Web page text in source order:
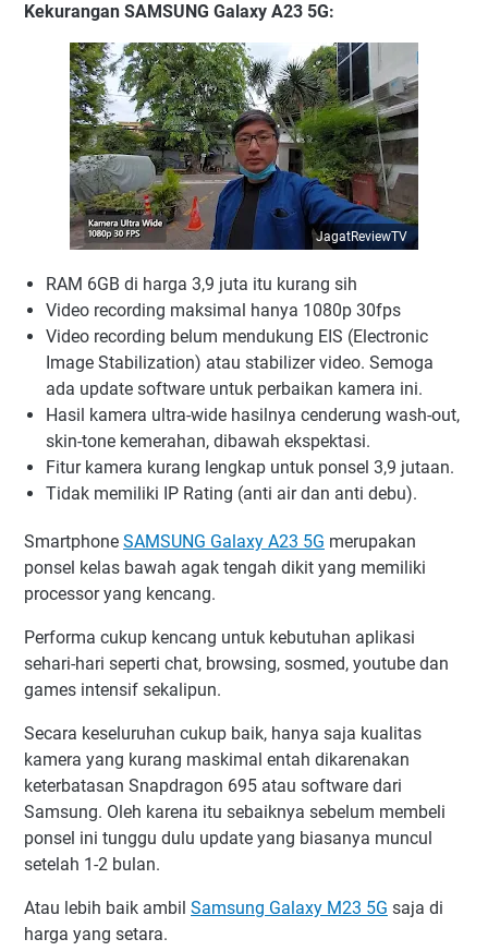
Kekurangan SAMSUNG Galaxy A23 5G:
JagatReviewTV
RAM 6GB di harga 3,9 juta itu kurang sih
Video recording maksimal hanya 1080p 30fps
Video recording belum mendukung EIS (Electronic
Image Stabilization) atau stabilizer video. Semoga
ada update software untuk perbaikan kamera ini.
Hasil kamera ultra-wide hasilnya cenderung wash-out,
skin-tone kemerahan, dibawah ekspektasi.
Fitur kamera kurang lengkap untuk ponsel 3,9 jutaan.
Tidak memiliki IP Rating (anti air dan anti debu).
Smartphone SAMSUNG Galaxy A23 5G merupakan
ponsel kelas bawah agak tengah dikit yang memiliki
processor yang kencang.
Performa cukup kencang untuk kebutuhan aplikasi
sehari-hari seperti chat, browsing, sosmed, youtube dan
games intensif sekalipun.
Secara keseluruhan cukup baik, hanya saja kualitas
kamera yang kurang maskimal entah dikarenakan
keterbatasan Snapdragon 695 atau software dari
Samsung. Oleh karena itu sebaiknya sebelum membeli
ponsel ini tunggu dulu update yang biasanya muncul
setelah 1-2 bulan.
Atau lebih baik ambil Samsung Galaxy M23 5G saja di
harga yang setara.